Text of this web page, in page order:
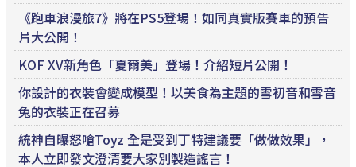
《跑車浪漫旅7》將在PS5登場！如同真實版賽車的預告
片大公開！
KOF XV新角色「夏爾美」登場！介紹短片公開！
你設計的衣裝會變成模型！以美食為主題的雪初音和雪音
兔的衣裝正在召募
統神自曝怒嗆Toyz 全是受到丁特建議要「做做效果」，
本人立即發文澄清要大家別製造謠言！